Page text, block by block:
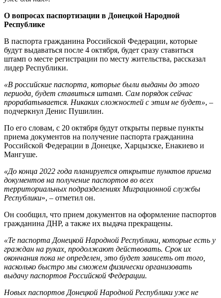
О вопросах паспортизации в Донецкой Народной
Республике
В паспорта гражданина Российской Федерации, которые
будут выдаваться после 4 октября, будет сразу ставиться
штамп о месте регистрации по месту жительства, рассказал
лидер Республики.
«В российские паспорта, которые были выданы до этого
периода, будет ставиться штамп. Сам порядок сейчас
прорабатывается. Никаких сложностей с этим не будет», –
подчеркнул Денис Пушилин.
По его словам, с 20 октября будут открыты первые пункты
приема документов на получение паспорта гражданина
Российской Федерации в Донецке, Харцызске, Енакиево и
Мангуше.
«До конца 2022 года планируется открытие пунктов приема
документов на получение паспортов во всех
территориальных подразделениях Миграционной службы
Республики», – отметил он.
Он сообщил, что прием документов на оформление паспортов
гражданина ДНР, а также их выдача прекращены.
«Те паспорта Донецкой Народной Республики, которые есть у
граждан на руках, продолжают действовать. Срок их
окончания пока не определен, это будет зависеть от того,
насколько быстро мы сможем физически организовать
выдачу паспортов Российской Федерации.
Новых паспортов Донецкой Народной Республики уже не